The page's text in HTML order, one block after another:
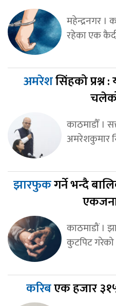
महेन्द्रनगर ।
रहेका एक
अमरेशसिंहको प्रश्न
काठमाडौँ ।
अमरेशकुमार
झारफुकगर्ने भन्दै
काठमाडौं ।
कुटपिट गरेको
करिबएक हजार